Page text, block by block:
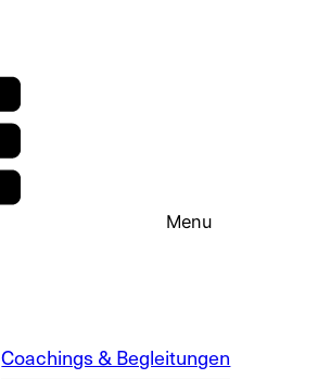
Menu
Coachings & Begleitungen